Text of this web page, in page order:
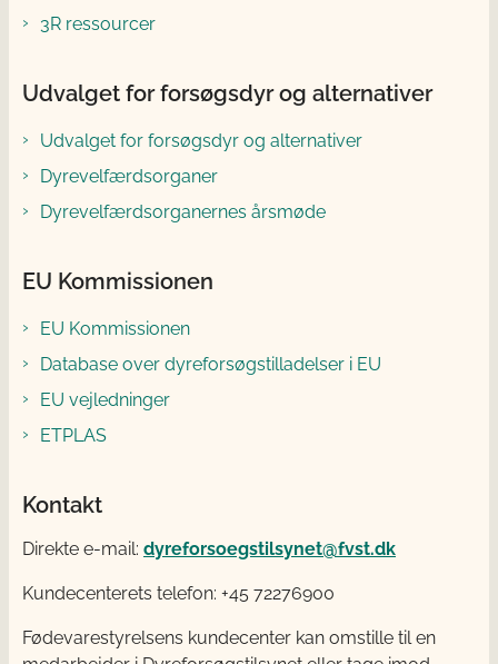
3R ressourcer
Udvalget for forsøgsdyr og alternativer
Udvalget for forsøgsdyr og alternativer
Dyrevelfærdsorganer
Dyrevelfærdsorganernes årsmøde
EU Kommissionen
EU Kommissionen
Database over dyreforsøgstilladelser i EU
EU vejledninger
ETPLAS
Kontakt
Direkte e-mail: dyreforsoegstilsynet@fvst.dk
Kundecenterets telefon: +45 72276900
Fødevarestyrelsens kundecenter kan omstille til en